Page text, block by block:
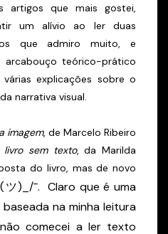
artigos que mais gostei,
um alívio ao ler duas
que admiro muito, e
teórico-prático
explicações sobre o
narrativa visual.
imagem, de Marcelo Ribeiro
livro sem texto, da Marilda
do livro, mas de novo
ツ)_/¯. Claro que é uma
na minha leitura
comecei a ler texto